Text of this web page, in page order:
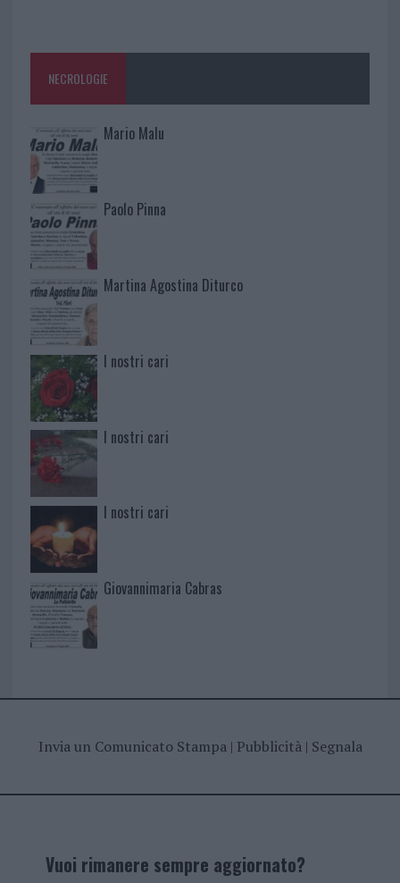
NECROLOGIE
Mario Malu
Paolo Pinna
Martina Agostina Diturco
I nostri cari
I nostri cari
I nostri cari
Giovannimaria Cabras
Invia un Comunicato Stampa| Pubblicità| Segnala
Vuoi rimanere sempre aggiornato?